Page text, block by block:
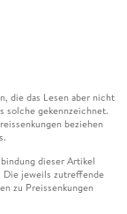
die das Lesen aber nicht
solche gekennzeichnet.
beziehen
dieser Artikel
Die jeweils zutreffende
zu Preissenkungen